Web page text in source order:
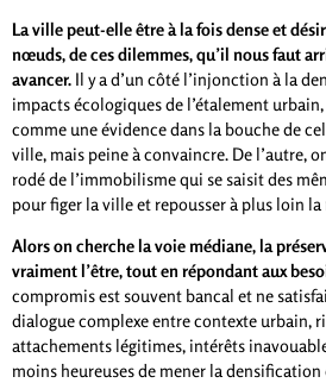
La ville peut-elle être à la fois dense et
nœuds, de ces dilemmes, qu’il nous faut
avancer. Il y a d’un côté l’injonction à la
impacts écologiques de l’étalement
comme une évidence dans la bouche de
ville, mais peine à convaincre. De l’autre,
rodé de l’immobilisme qui se saisit des
pour figer la ville et repousser à plus loin la
Alors on cherche la voie médiane, la
vraiment l’être, tout en répondant aux
compromis est souvent bancal et ne
dialogue complexe entre contexte urbain,
attachements légitimes, intérêts
moins heureuses de mener la